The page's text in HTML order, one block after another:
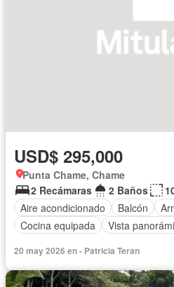
USD$ 295,000
Punta Chame, Chame
2 Recámaras
2 Baños
Aire acondicionado
Balcón
Cocina equipada
Vista
20 may 2026 en - Patricia Teran